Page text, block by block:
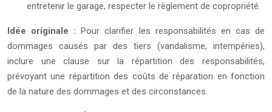
entretenir le garage, respecter le règlement de copropriété.
Idée originale :Pour clarifier les responsabilités en cas de
dommages causés par des tiers (vandalisme, intempéries),
inclure une clause sur la répartition des responsabilités,
prévoyant une répartition des coûts de réparation en fonction
de la nature des dommages et des circonstances.